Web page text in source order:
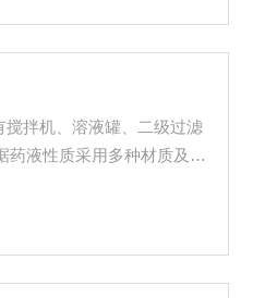
药液性质采用多种材质及防